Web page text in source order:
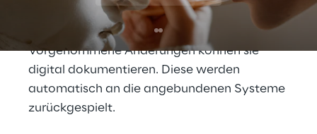
Arbeitsabläufe.
Vorgenommene Änderungen können sie
digital dokumentieren. Diese werden
automatisch an die angebundenen Systeme
zurückgespielt.